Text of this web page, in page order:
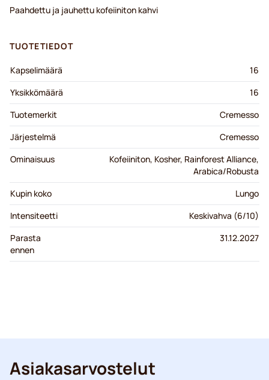
Paahdettu ja jauhettu kofeiiniton kahvi
TUOTETIEDOT
Kapselimäärä
16
Yksikkömäärä
16
Tuotemerkit
Cremesso
Järjestelmä
Cremesso
Ominaisuus
Kofeiiniton, Kosher, Rainforest Alliance,
Arabica/Robusta
Kupin koko
Lungo
Intensiteetti
Keskivahva (6/10)
Parasta
ennen
31.12.2027
Asiakasarvostelut